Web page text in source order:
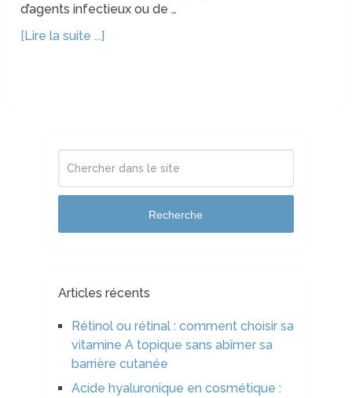
d’agents infectieux ou de …
[Lire la suite ...]
Recherche
Articles récents
Rétinol ou rétinal : comment choisir sa
vitamine A topique sans abîmer sa
barrière cutanée
Acide hyaluronique en cosmétique :